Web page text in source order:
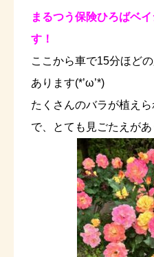
まるつう保険ひろばベ
す！
ここから車で15分ほど
あります(*’ω’*)
たくさんのバラが植え
で、とても見ごたえがあ